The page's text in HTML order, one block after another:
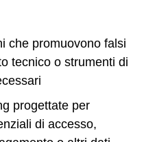
che promuovono falsi
tecnico o strumenti di
progettate per
di accesso,